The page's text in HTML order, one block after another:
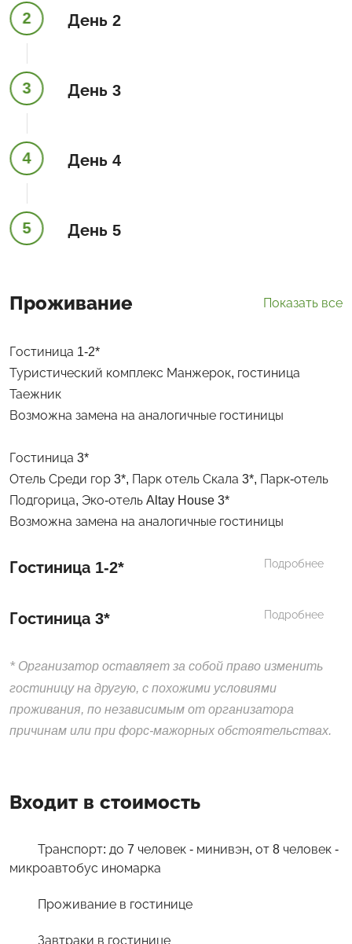
2 День 2
3 День 3
4 День 4
5 День 5
Проживание Показать все
Гостиница 1-2*
Туристический комплекс Манжерок, гостиница
Таежник
Возможна замена на аналогичные гостиницы
Гостиница 3*
Отель Среди гор 3*, Парк отель Скала 3*, Парк-отель
Подгорица, Эко-отель Altay House 3*
Возможна замена на аналогичные гостиницы
Гостиница 1-2* Подробнее
Гостиница 3* Подробнее
*Организатор оставляет за собой право изменить
гостиницу на другую, с похожими условиями
проживания, по независимым от организатора
причинам или при форс-мажорных обстоятельствах.
Входит в стоимость
Транспорт: до 7 человек - минивэн, от 8 человек -
микроавтобус иномарка
Проживание в гостинице
Завтраки в гостинице